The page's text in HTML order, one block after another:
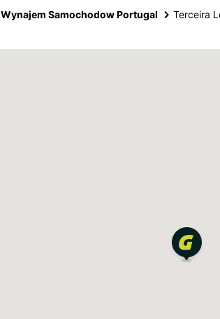
Wynajem Samochodow Portugal Terceira